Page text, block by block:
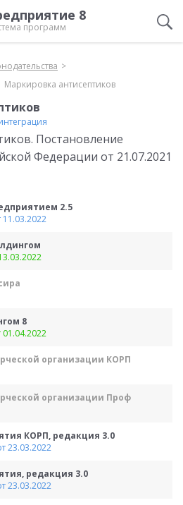
8
программ
Маркировка антисептиков
Постановление
Федерации от 21.07.2021
2.5
11.03.2022
8
организации КОРП
организации Проф
КОРП, редакция 3.0
23.03.2022
редакция 3.0
23.03.2022